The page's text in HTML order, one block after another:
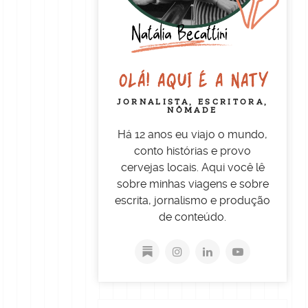
OLÁ! AQUI É A NATY
JORNALISTA, ESCRITORA,
NÔMADE
Há 12 anos eu viajo o mundo,
conto histórias e provo
cervejas locais. Aqui você lê
sobre minhas viagens e sobre
escrita, jornalismo e produção
de conteúdo.